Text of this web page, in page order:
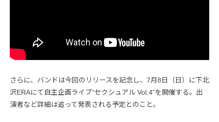
さらに、バンドは今回のリリースを記念し、7月8日（日）に下北
沢ERAにて自主企画ライブ“セクシュアル Vol.4”を開催する。出
演者など詳細は追って発表される予定とのこと。